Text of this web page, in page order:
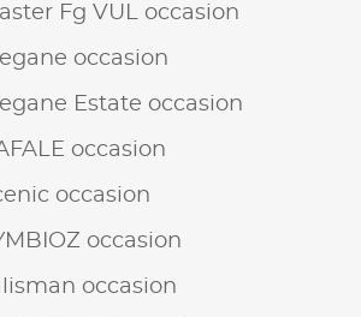
Fg VUL occasion
occasion
Estate occasion
occasion
occasion
occasion
occasion